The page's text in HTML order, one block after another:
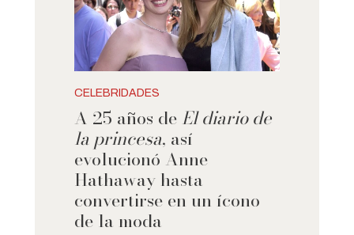
CELEBRIDADES
A 25 años de El diario de
la princesa, así
evolucionó Anne
Hathaway hasta
convertirse en un ícono
de la moda